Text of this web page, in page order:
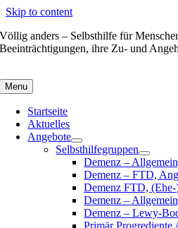
Skip to content
Völlig anders – Selbsthilfe für
Beeinträchtigungen, ihre Zu- und
Menu
Startseite
Aktuelles
Angebote
Selbsthilfegruppen
Demenz –
Demenz – FTD,
Demenz FTD, (Ehe-
Demenz –
Demenz – Lewy-
Primär Progrediente